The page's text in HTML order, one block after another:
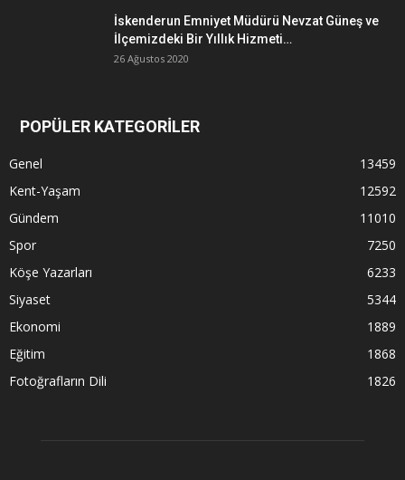
İskenderun Emniyet Müdürü Nevzat Güneş ve
İlçemizdeki Bir Yıllık Hizmeti…
26 Ağustos 2020
POPÜLER KATEGORİLER
Genel
13459
Kent-Yaşam
12592
Gündem
11010
Spor
7250
Köşe Yazarları
6233
Siyaset
5344
Ekonomi
1889
Eğitim
1868
Fotoğrafların Dili
1826